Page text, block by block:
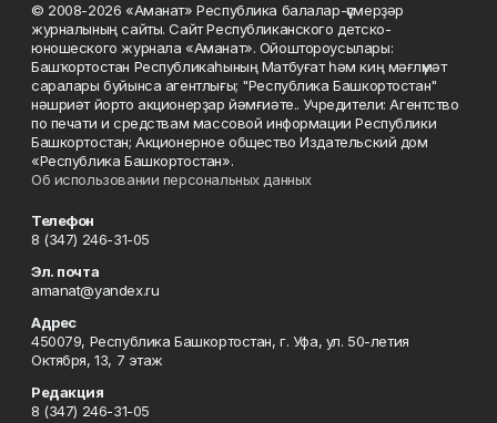
© 2008-2026 «Аманат» Республика балалар-үҫмерҙәр
журналының сайты. Сайт Республиканского детско-
юношеского журнала «Аманат». Ойоштороусылары:
Башҡортостан Республикаһының Матбуғат һәм киң мәғлүмәт
саралары буйынса агентлығы; "Республика Башкортостан"
нәшриәт йорто акционерҙар йәмғиәте.. Учредители: Агентство
по печати и средствам массовой информации Республики
Башкортостан; Акционерное общество Издательский дом
«Республика Башкортостан».
Об использовании персональных данных
Телефон
8 (347) 246-31-05
Эл. почта
amanat@yandex.ru
Адрес
450079, Республика Башкортостан, г. Уфа, ул. 50-летия
Октября, 13, 7 этаж
Редакция
8 (347) 246-31-05